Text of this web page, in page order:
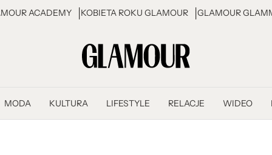
ACADEMY KOBIETA ROKU GLAMOUR GLAMOUR
MODA KULTURA LIFESTYLE RELACJE WIDEO